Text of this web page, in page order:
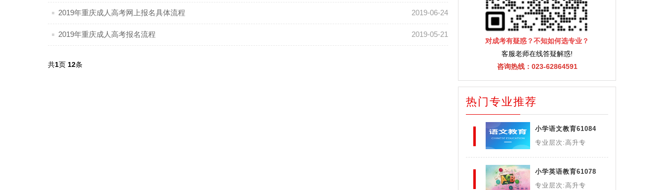
2019年重庆成人高考网上报名具体流程 2019-06-24
2019年重庆成人高考报名流程 2019-05-21
共1页 12条
对成考有疑惑？不知如何选专业？
客服老师在线答疑解惑!
咨询热线：023-62864591
热门专业推荐
小学语文教育61084
专业层次:高升专
小学英语教育61078
专业层次:高升专